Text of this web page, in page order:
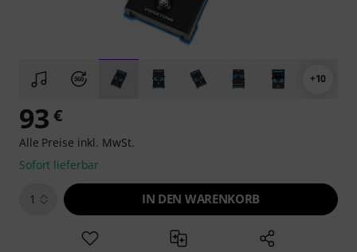
+10
93 €
Alle Preise inkl. MwSt.
Sofort lieferbar
1 IN DEN WARENKORB